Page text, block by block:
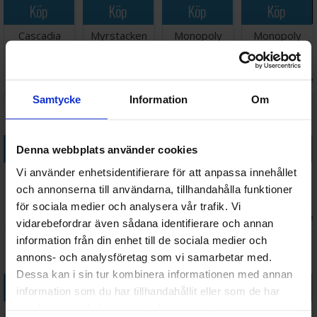
Samtycke Information Om
Denna webbplats använder cookies
Vi använder enhetsidentifierare för att anpassa innehållet
och annonserna till användarna, tillhandahålla funktioner
för sociala medier och analysera vår trafik. Vi
vidarebefordrar även sådana identifierare och annan
information från din enhet till de sociala medier och
annons- och analysföretag som vi samarbetar med.
Dessa kan i sin tur kombinera informationen med annan
information som du har tillhandahållit eller som de har
Köp
Cascadia
Köp
Myrstacken
Köp
Monopoly
Köp
Monopoly
Harry Potter
Brädspel
I
Köp
Monopoly
Deal Harry
Potter
Kortspel
141 SEK I lager:
Köp
Zombie Dice
Game Terning
Brädspel
265 SEK I lager:5
Köp
Zombie Dice
Deluxe
Brädspel
328 SEK Väntas in:
2026-09-30
Rainbow
Yatzy
I
Köp Köp Köp Köp